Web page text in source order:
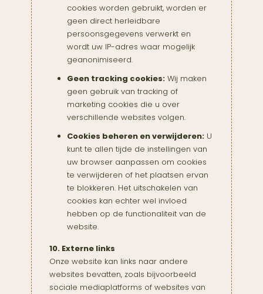
cookies worden gebruikt, worden er
geen direct herleidbare
persoonsgegevens verwerkt en
wordt uw IP-adres waar mogelijk
geanonimiseerd.
Geen tracking cookies: Wij maken
geen gebruik van tracking of
marketing cookies die u over
verschillende websites volgen.
Cookies beheren en verwijderen: U
kunt te allen tijde de instellingen van
uw browser aanpassen om cookies
te verwijderen of het plaatsen ervan
te blokkeren. Het uitschakelen van
cookies kan echter wel invloed
hebben op de functionaliteit van de
website.
10. Externe links
Onze website kan links naar andere
websites bevatten, zoals bijvoorbeeld
sociale mediaplatforms of websites van